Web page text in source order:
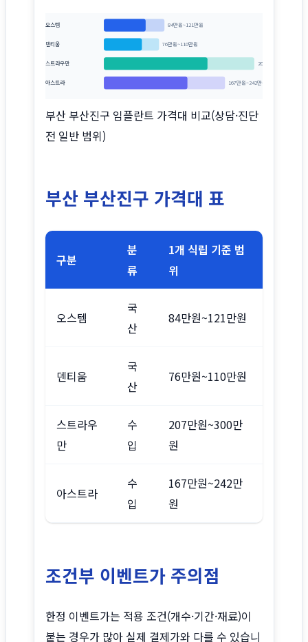
오스템 84만원~121만원
덴티움 76만원~110만원
스트라우만 207만원~300만원
아스트라 167만원~242만원
부산 부산진구 임플란트 가격대 비교(상담·진단
전 일반 범위)
부산 부산진구 가격대 표
구분
분
류
1개 식립 기준 범
위
오스템
국
산
84만원~121만원
덴티움
국
산
76만원~110만원
스트라우
만
수
입
207만원~300만
원
아스트라
수
입
167만원~242만
원
조건부 이벤트가 주의점
한정 이벤트가는 적용 조건(개수·기간·재료)이
붙는 경우가 많아 실제 결제가와 다를 수 있습니